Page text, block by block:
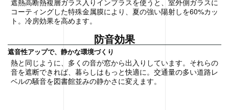
コーティングした特殊金属膜により、夏の強い陽射しを60%カッ
ト。冷房効果を高めます。
防音効果
遮音性アップで、静かな環境づくり
熱と同じように、多くの音が窓から出入りしています。それらの
音を遮断できれば、暮らしはもっと快適に。交通量の多い道路レ
ベルの騒音を図書館並みの静かさに変えます。